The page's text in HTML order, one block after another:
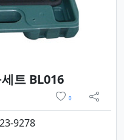
트 BL016요약정보
0
sns 공
23-9278